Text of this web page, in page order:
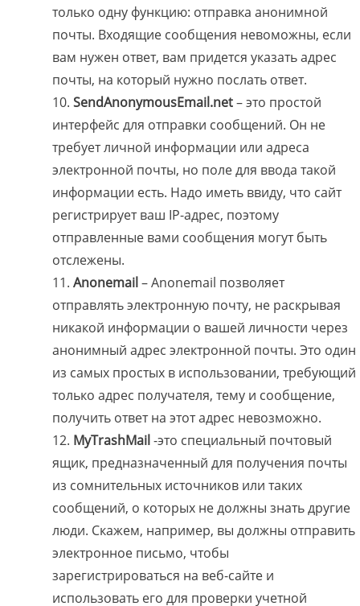
только одну функцию: отправка анонимной
почты. Входящие сообщения невоможны, если
вам нужен ответ, вам придется указать адрес
почты, на который нужно послать ответ.
SendAnonymousEmail.net– это простой
интерфейс для отправки сообщений. Он не
требует личной информации или адреса
электронной почты, но поле для ввода такой
информации есть. Надо иметь ввиду, что сайт
регистрирует ваш IP-адрес, поэтому
отправленные вами сообщения могут быть
отслежены.
Anonemail – Anonemail позволяет
отправлять электронную почту, не раскрывая
никакой информации о вашей личности через
анонимный адрес электронной почты. Это один
из самых простых в использовании, требующий
только адрес получателя, тему и сообщение,
получить ответ на этот адрес невозможно.
MyTrashMail -это специальный почтовый
ящик, предназначенный для получения почты
из сомнительных источников или таких
сообщений, о которых не должны знать другие
люди. Скажем, например, вы должны отправить
электронное письмо, чтобы
зарегистрироваться на веб-сайте и
использовать его для проверки учетной